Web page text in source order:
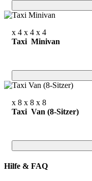
x 4 x 4 x 4
Taxi Minivan
x 8 x 8 x 8
Taxi Van (8-Sitzer)
Hilfe & FAQ